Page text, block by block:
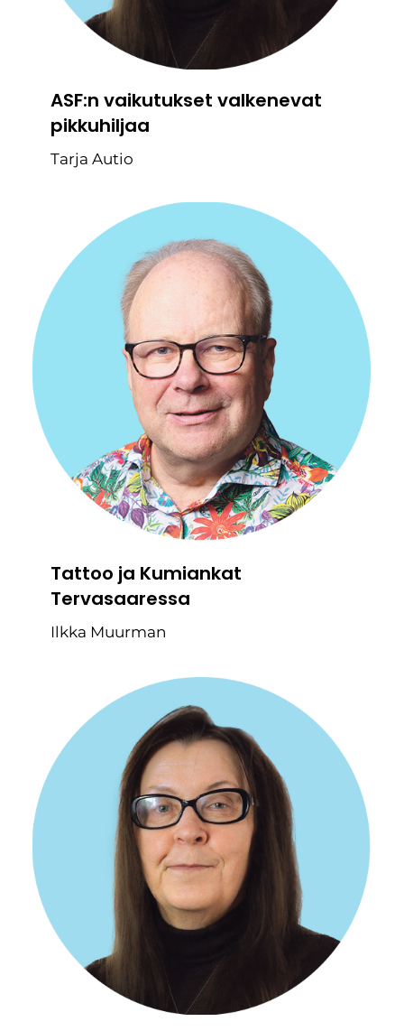
ASF:n vaikutukset valkenevat
pikkuhiljaa
Tarja Autio
Tattoo ja Kumiankat
Tervasaaressa
Ilkka Muurman